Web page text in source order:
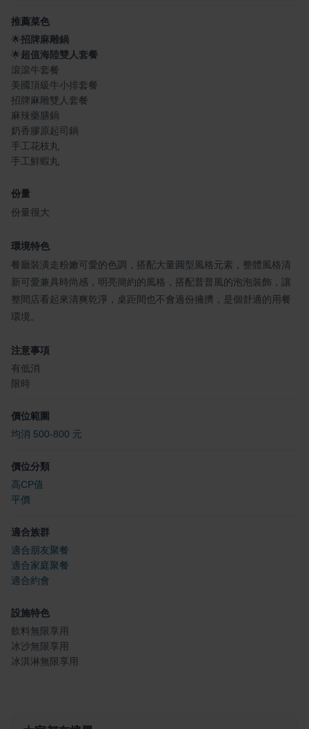
推薦菜色
🌟招牌麻雕鍋
🌟超值海陸雙人套餐
滾滾牛套餐
美國頂級牛小排套餐
招牌麻雕雙人套餐
麻辣藥膳鍋
奶香膠原起司鍋
手工花枝丸
手工鮮蝦丸
份量
份量很大
環境特色
餐廳裝潢走粉嫩可愛的色調，搭配大量圓型風格元素，整體風格清
新可愛兼具時尚感，明亮簡約的風格，搭配普普風的泡泡裝飾，讓
整間店看起來清爽乾淨，桌距間也不會過份擁擠，是個舒適的用餐
環境。
注意事項
有低消
限時
價位範圍
均消 500-800 元
價位分類
高CP值
平價
適合族群
適合朋友聚餐
適合家庭聚餐
適合約會
設施特色
飲料無限享用
冰沙無限享用
冰淇淋無限享用